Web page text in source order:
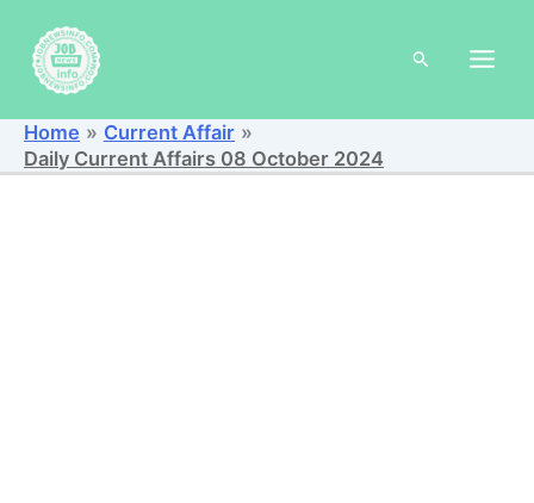
content
Search
Home
Current Affair
Daily Current Affairs 08 October 2024